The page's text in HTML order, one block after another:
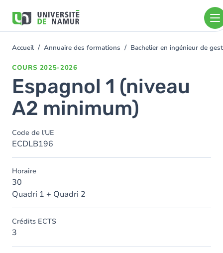
contenu
You
Accueil Annuaire des formations Bachelier en ingénieur de
COURS 2025-2026
Espagnol 1 (niveau
A2 minimum)
Code de l'UE
ECDLB196
Horaire
30
Quadri 1 + Quadri 2
Crédits ECTS
3